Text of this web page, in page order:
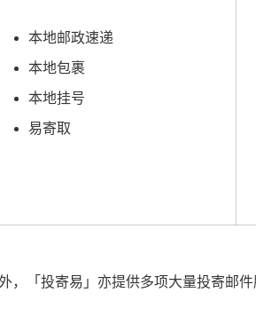
本地邮政速递
本地包裹
本地挂号
易寄取
，「投寄易」亦提供多项大量投寄邮件